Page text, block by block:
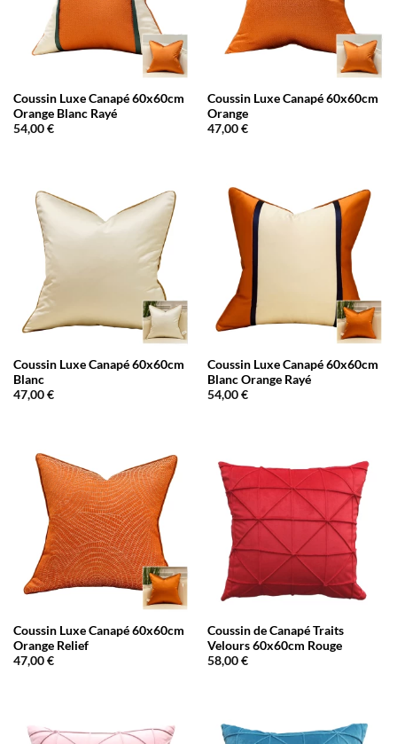
Coussin Luxe Canapé 60x60cm
Orange Blanc Rayé
54,00€
Coussin Luxe Canapé 60x60cm
Orange
47,00€
Coussin Luxe Canapé 60x60cm
Blanc
47,00€
Coussin Luxe Canapé 60x60cm
Blanc Orange Rayé
54,00€
Coussin Luxe Canapé 60x60cm
Orange Relief
47,00€
Coussin de Canapé Traits
Velours 60x60cm Rouge
58,00€